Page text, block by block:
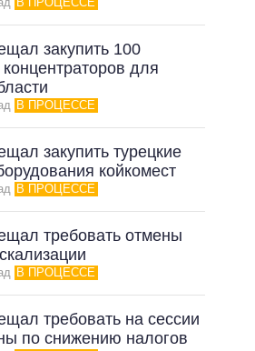
закупить 100
для
В ПРОЦЕССЕ
закупить турецкие
койкомест
В ПРОЦЕССЕ
требовать отмены
В ПРОЦЕССЕ
требовать на сессии
по снижению налогов